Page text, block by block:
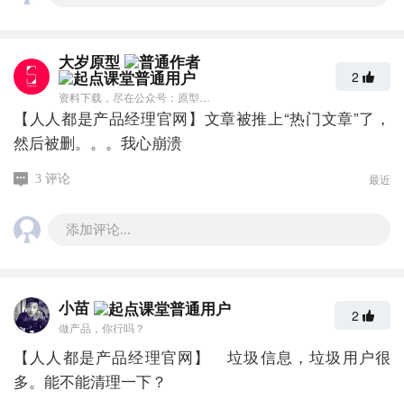
大岁原型
2
【人人都是产品经理官网】文章被推上“热门文章”了，
然后被删。。。我心崩溃
3 评论 最近
添加评论...
小苗
做产品，你行吗？
2
【人人都是产品经理官网】 垃圾信息，垃圾用户很
多。能不能清理一下？